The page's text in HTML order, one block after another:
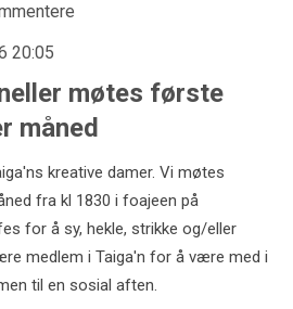
20:05
møtes første
måned
kreative damer. Vi møtes
fra kl 1830 i foajeen på
for å sy, hekle, strikke og/eller
medlem i Taiga'n for å være med i
til en sosial aften.